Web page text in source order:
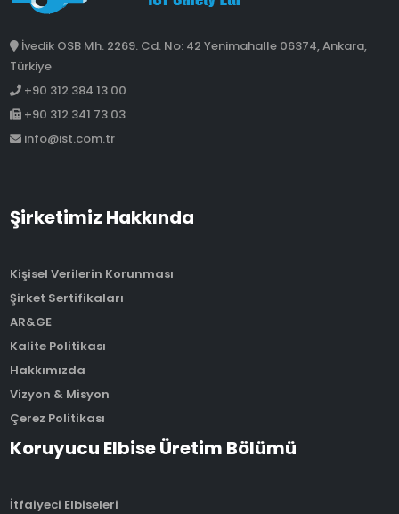
İvedik OSB Mh. 2269. Cd. No: 42 Yenimahalle 06374, Ankara,
Türkiye
+90 312 384 13 00
+90 312 341 73 03
info@ist.com.tr
Şirketimiz Hakkında
Kişisel Verilerin Korunması
Şirket Sertifikaları
AR&GE
Kalite Politikası
Hakkımızda
Vizyon & Misyon
Çerez Politikası
Koruyucu Elbise Üretim Bölümü
İtfaiyeci Elbiseleri